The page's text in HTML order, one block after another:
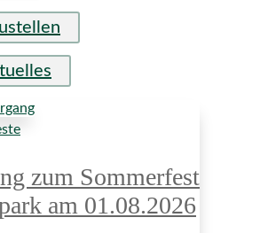
zum Sommerfest
am 01.08.2026